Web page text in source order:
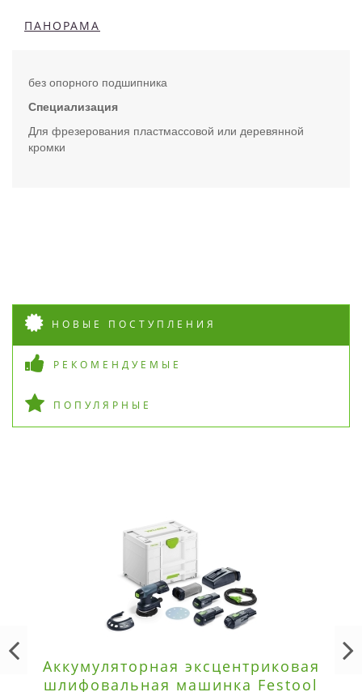
ПАНОРАМА
без опорного подшипника
Специализация
Для фрезерования пластмассовой или деревянной
кромки
НОВЫЕ ПОСТУПЛЕНИЯ
РЕКОМЕНДУЕМЫЕ
ПОПУЛЯРНЫЕ
Аккумуляторная эксцентриковая
шлифовальная машинка Festool